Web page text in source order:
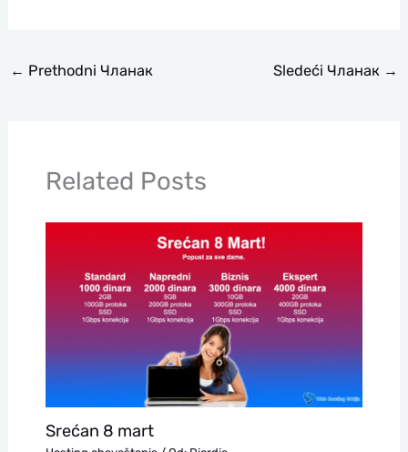
← Prethodni Чланак Sledeći Чланак →
Related Posts
Srećan 8 mart